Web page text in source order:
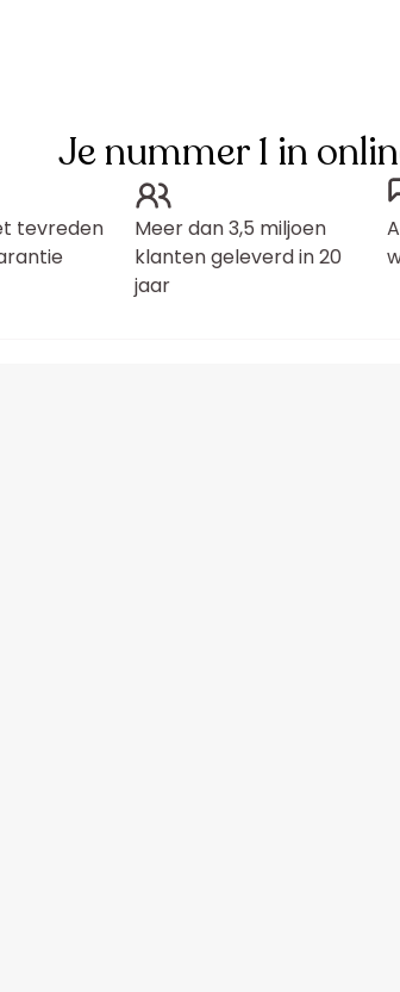
Je nummer 1 in
tevreden
Meer dan 3,5 miljoen
klanten geleverd in 20
jaar